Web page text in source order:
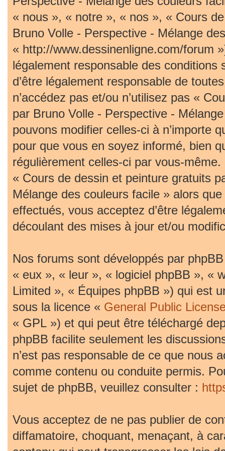
« nous », « notre », « nos », « Cours
Bruno Volle - Perspective - Mélange
« http://www.dessinenligne.com/forum
légalement responsable des conditions
d’être légalement responsable de
n’accédez pas et/ou n’utilisez pas «
par Bruno Volle - Perspective -
pouvons modifier celles-ci à n’importe
pour que vous en soyez informé, bien
régulièrement celles-ci par vous-même.
« Cours de dessin et peinture gratuits
Mélange des couleurs facile » alors
effectués, vous acceptez d’être
découlant des mises à jour et/ou
Nos forums sont développés par
« eux », « leur », « logiciel phpBB », «
Limited », « Équipes phpBB ») qui est
sous la licence « General Public
« GPL ») et qui peut être téléchargé
phpBB facilite seulement les
n’est pas responsable de ce que nous
comme contenu ou conduite permis.
sujet de phpBB, veuillez consulter :
Vous acceptez de ne pas publier de
diffamatoire, choquant, menaçant, à